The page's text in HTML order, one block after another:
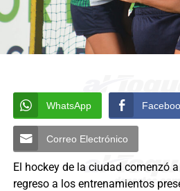
WhatsApp
Correo Electrónico
El hockey de la ciudad comenzó
regreso a los entrenamientos